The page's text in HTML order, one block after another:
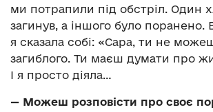
ми потрапили під обстріл. Один
загинув, а іншого було
я сказала собі: «Сара, ти не
загиблого. Ти маєш думати про
І я просто діяла…
— Можеш розповісти про своє